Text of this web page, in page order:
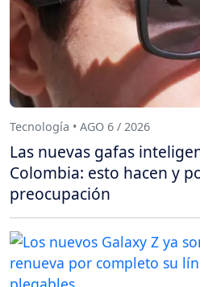
Tecnología • AGO 6 / 2026
Las nuevas gafas
Colombia: esto hacen y
preocupación